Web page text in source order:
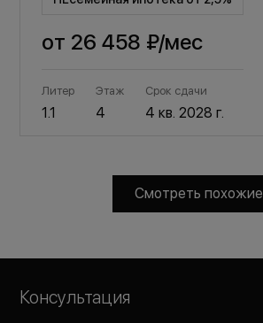
от 26 458 ₽/мес
Литер
1.1
Этаж
4
Срок сдачи
4 кв. 2028 г.
Смотреть похожие
Консультация